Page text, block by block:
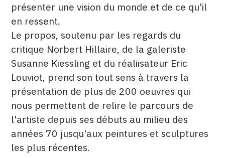
présenter une vision du monde et de ce qu'il
en ressent.
Le propos, soutenu par les regards du
critique Norbert Hillaire, de la galeriste
Susanne Kiessling et du réaliisateur Eric
Louviot, prend son tout sens à travers la
présentation de plus de 200 oeuvres qui
nous permettent de relire le parcours de
l'artiste depuis ses débuts au milieu des
années 70 jusqu'aux peintures et sculptures
les plus récentes.